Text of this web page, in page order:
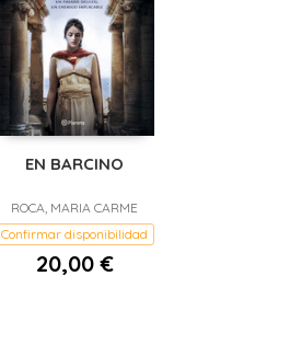
EN BARCINO
ROCA, MARIA CARME
Confirmar disponibilidad
20,00 €